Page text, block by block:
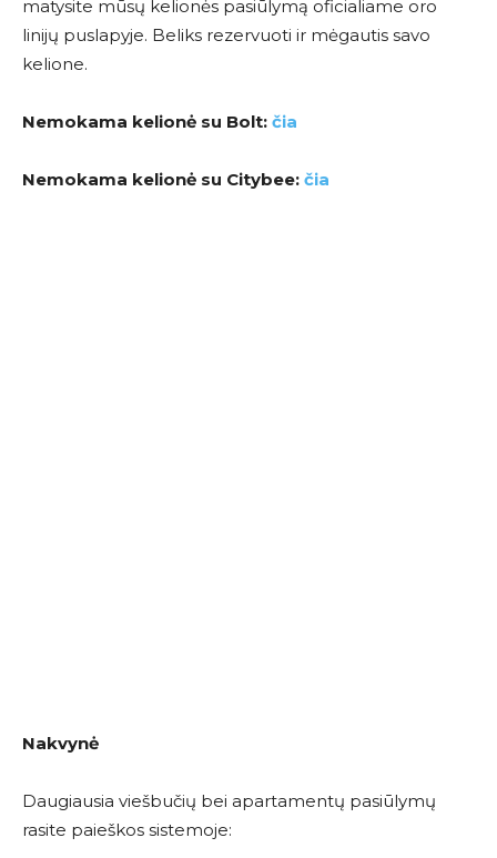
matysite mūsų kelionės pasiūlymą oficialiame oro
linijų puslapyje. Beliks rezervuoti ir mėgautis savo
kelione.
Nemokama kelionė su Bolt: čia
Nemokama kelionė su Citybee: čia
Nakvynė
Daugiausia viešbučių bei apartamentų pasiūlymų
rasite paieškos sistemoje: